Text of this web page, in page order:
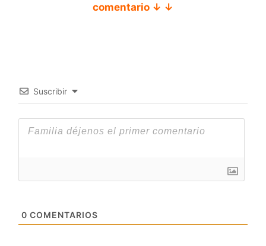
comentario ↓ ↓
Suscribir
0 COMENTARIOS